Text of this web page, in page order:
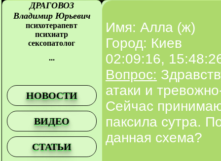
ДРАГОВОЗ
Владимир Юрьевич
психотерапевт
психиатр
сексопатолог
...
НОВОСТИ
ВИДЕО
СТАТЬИ
Имя: Алла (ж)
Город: Киев
02:09:16,
Вопрос:
атаки и
Сейчас
паксила сутра.
данная схема?